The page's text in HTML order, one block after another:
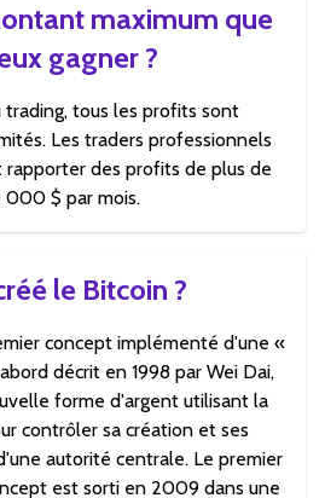
maximum que
gagner ?
trading, tous les profits sont
Les traders professionnels
des profits de plus de
000 $ par mois.
le Bitcoin ?
concept implémenté d'une «
décrit en 1998 par Wei Dai,
forme d'argent utilisant la
contrôler sa création et ses
autorité centrale. Le premier
est sorti en 2009 dans une